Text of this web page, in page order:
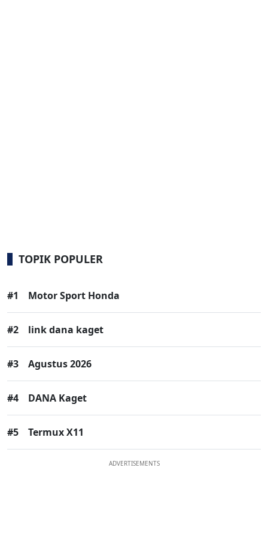
TOPIK POPULER
#1 Motor Sport Honda
#2 link dana kaget
#3 Agustus 2026
#4 DANA Kaget
#5 Termux X11
ADVERTISEMENTS